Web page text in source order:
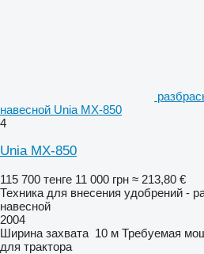
навесной Unia MX-850
4
Unia MX-850
115 700 тенге 11 000 грн ≈ 213,80 €
Техника для внесения удобрений -
навесной
2004
Ширина захвата 10 м Требуемая
для трактора